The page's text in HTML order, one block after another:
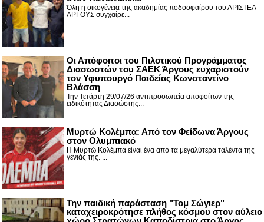
Όλη η οικογένεια της ακαδημίας ποδοσφαίρου του ΑΡΙΣΤΕΑ
ΑΡΓΟΥΣ συγχαίρε...
Οι Απόφοιτοι του Πιλοτικού Προγράμματος
Διασωστών του ΣΑΕΚ Άργους ευχαριστούν
τον Υφυπουργό Παιδείας Κωνσταντίνο
Βλάσση
Την Τετάρτη 29/07/26 αντιπροσωπεία αποφοίτων της
ειδικότητας Διασώστης...
Μυρτώ Κολέμπα: Από τον Φείδωνα Άργους
στον Ολυμπιακό
Η Μυρτώ Κολέμπα είναι ένα από τα μεγαλύτερα ταλέντα της
γενιάς της. ...
Την παιδική παράσταση "Τομ Σώγιερ"
καταχειροκρότησε πλήθος κόσμου στον αύλειο